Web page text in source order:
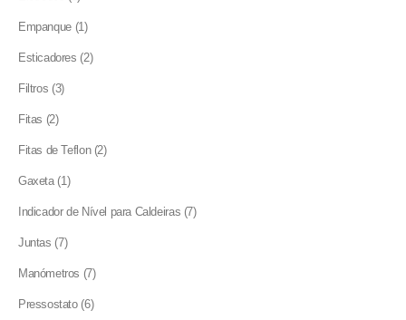
Empanque 11
Esticadores 22
Filtros 33
Fitas 22
Fitas de Teflon 22
Gaxeta 11
Indicador de Nível para Caldeiras 77
Juntas 77
Manómetros 77
Pressostato 66